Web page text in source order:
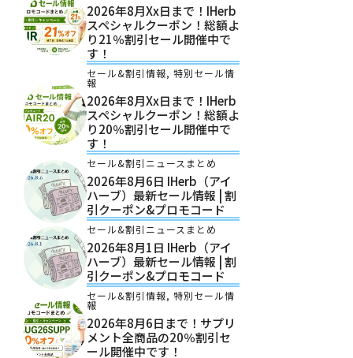
2026年8月xx日まで！iHerb
スペシャルクーポン！総額よ
り21％割引セール開催中で
す！
セール&割引情報, 特別セール情
報
2026年8月xx日まで！iHerb
スペシャルクーポン！総額よ
り20％割引セール開催中で
す！
セール&割引ニュースまとめ
2026年8月6日 IHerb（アイ
ハーブ）最新セール情報 | 割
引クーポン&プロモコード
セール&割引ニュースまとめ
2026年8月1日 IHerb（アイ
ハーブ）最新セール情報 | 割
引クーポン&プロモコード
セール&割引情報, 特別セール情
報
2026年8月6日まで！サプリ
メント全商品の20％割引セ
ール開催中です！